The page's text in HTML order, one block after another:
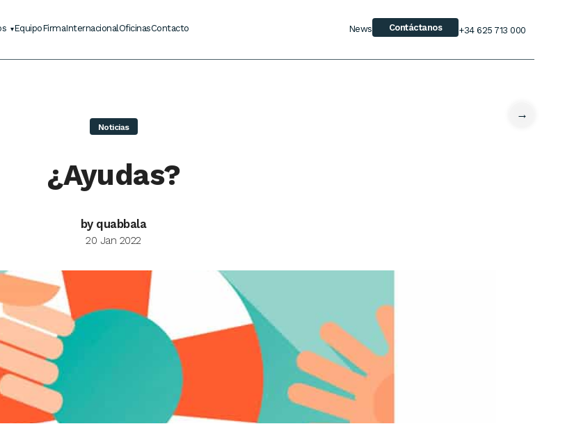
EquipoFirmaInternacionalOficinasContacto News Contáctanos +34 625 713 000
Noticias
→
¿Ayudas?
by quabbala
20 Jan 2022